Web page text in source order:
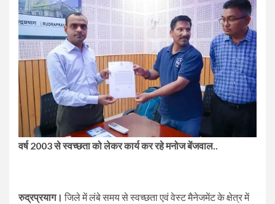
वर्ष 2003 से स्वच्छता को लेकर कार्य कर रहे मनोज बेंजवाल..
रुद्रप्रयाग। जिले में लंबे समय से स्वच्छता एवं वेस्ट मैनेजमेंट के क्षेत्र में